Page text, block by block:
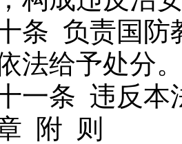
负责国防教
法给予处分
条 违反本法
附 则